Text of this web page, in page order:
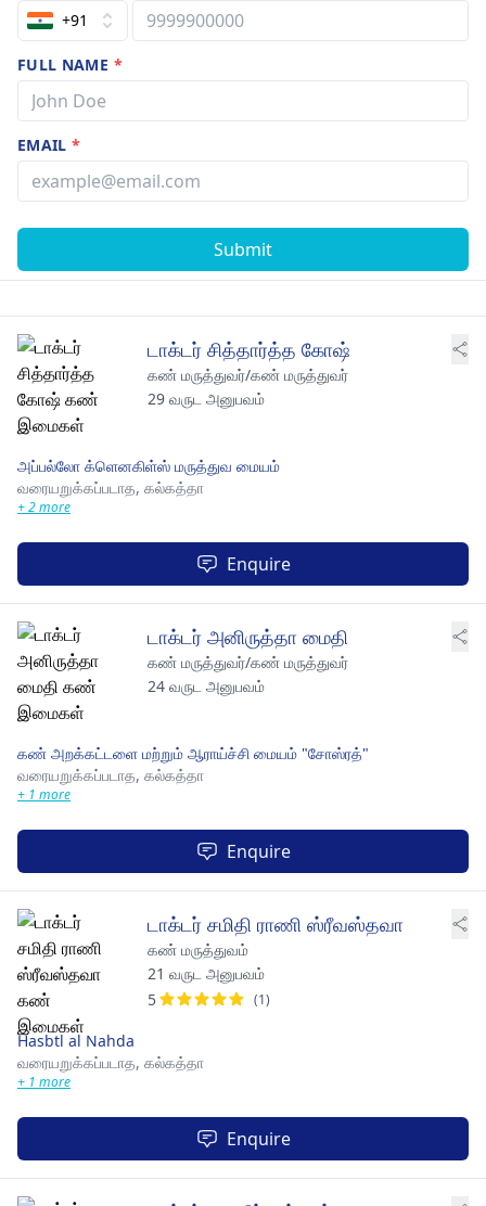
+91
FULL NAME *
EMAIL*
Submit
டாக்டர் சித்தார்த்த கோஷ்
கண் மருத்துவர்/கண் மருத்துவர்
29 வருட அனுபவம்
அப்பல்லோ க்ளெனகிள்ஸ் மருத்துவ மையம்
வரையறுக்கப்படாத, கல்கத்தா
+ 2 more
Enquire
டாக்டர் அனிருத்தா மைதி
கண் மருத்துவர்/கண் மருத்துவர்
24 வருட அனுபவம்
கண் அறக்கட்டளை மற்றும் ஆராய்ச்சி மையம் "சோஸ்ரத்"
வரையறுக்கப்படாத, கல்கத்தா
+ 1 more
Enquire
டாக்டர் சமிதி ராணி ஸ்ரீவஸ்தவா
கண் மருத்துவம்
21 வருட அனுபவம்
5
(1)
Hasbtl al Nahda
வரையறுக்கப்படாத, கல்கத்தா
+ 1 more
Enquire